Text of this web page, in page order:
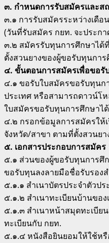
๓. กําหนดการรับสมัครและส
๓.๑ การรับสมัครระหว่างเดื
(วันที่รับสมัคร กยท. จะประก
๓.๒ สมัครรับทุนการศึกษาได้
ตั้งสวนยางของผู้ขอรับทุนการ
๔. ขั้นตอนการสมัครเพื่อขอรั
๔.๑ ขอรับใบสมัครขอรับทุนก
ประเทศ หรือสามารถดาวน์โ
ใบสมัครขอรับทุนการศึกษาไ
๔.๒ กรอกข้อมูลการสมัครให้
จังหวัด/สาขา ตามที่ตั้งสวนย
๕. เอกสารประกอบการสมัคร
๕.๑ ส่วนของผู้ขอรับทุนการศึ
ขอรับทุนลงลายมือชื่อรับรองสํ
๕.๑.๑ สําเนาบัตรประจําตัวป
๕.๑.๒ สําเนาทะเบียนบ้านขอ
๕.๑.๓ สําเนาหน้าสมุดทะเบีย
ทะเบียนกับ กยท.
๕.๑.๔ หนังสือยินยอมให้ใช้ห